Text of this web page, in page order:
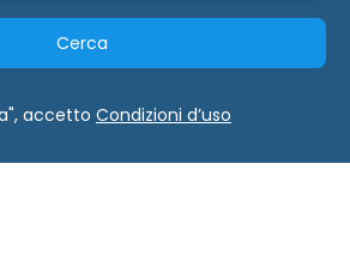
Cerca
accetto Condizioni d’uso